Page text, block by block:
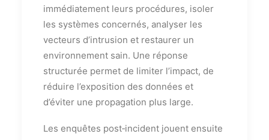
immédiatement leurs procédures, isoler
les systèmes concernés, analyser les
vecteurs d’intrusion et restaurer un
environnement sain. Une réponse
structurée permet de limiter l’impact, de
réduire l’exposition des données et
d’éviter une propagation plus large.
Les enquêtes post‑incident jouent ensuite